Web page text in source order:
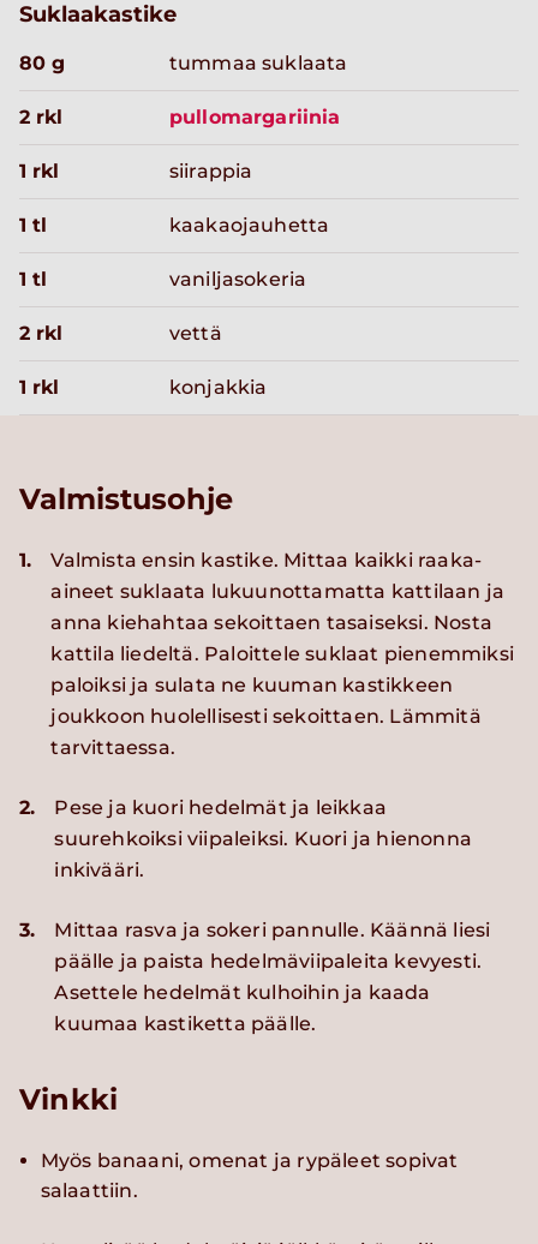
Suklaakastike
80 g tummaa suklaata
2 rkl pullomargariinia
1 rkl siirappia
1 tl kaakaojauhetta
1 tl vaniljasokeria
2 rkl vettä
1 rkl konjakkia
Valmistusohje
1.
Valmista ensin kastike. Mittaa kaikki raaka-
aineet suklaata lukuunottamatta kattilaan ja
anna kiehahtaa sekoittaen tasaiseksi. Nosta
kattila liedeltä. Paloittele suklaat pienemmiksi
paloiksi ja sulata ne kuuman kastikkeen
joukkoon huolellisesti sekoittaen. Lämmitä
tarvittaessa.
2.
Pese ja kuori hedelmät ja leikkaa
suurehkoiksi viipaleiksi. Kuori ja hienonna
inkivääri.
3.
Mittaa rasva ja sokeri pannulle. Käännä liesi
päälle ja paista hedelmäviipaleita kevyesti.
Asettele hedelmät kulhoihin ja kaada
kuumaa kastiketta päälle.
Vinkki
Myös banaani, omenat ja rypäleet sopivat
salaattiin.